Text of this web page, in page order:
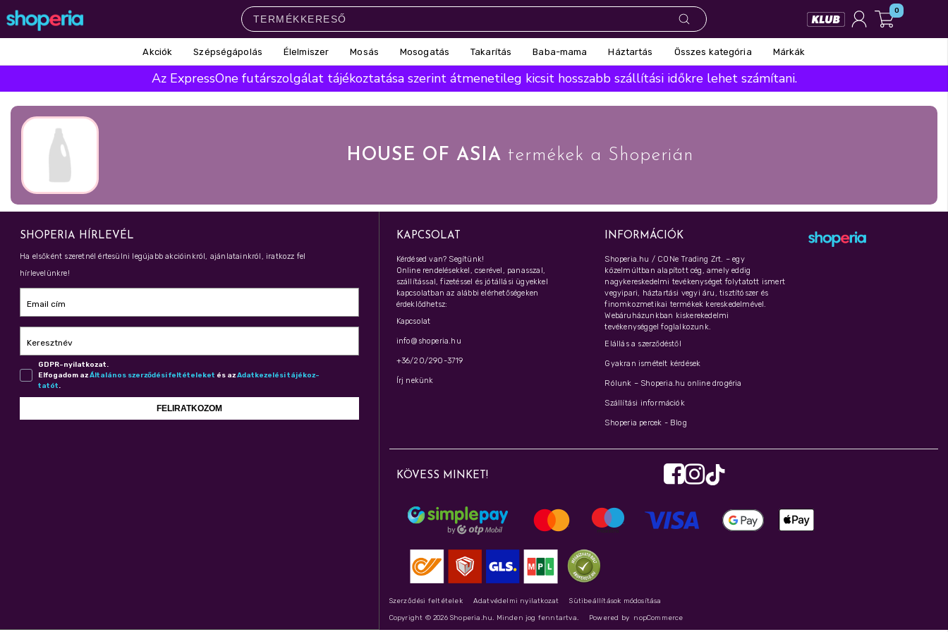
0
Élelmiszer
Mosás Mosogatás Takarítás
Baba-mama
Népszerű márkák
Pampers Lenor
Népszerű keresések
leukoplast ariel lenor finish
pampers
Akciók Szépségápolás Élelmiszer Mosás Mosogatás Takarítás Baba-mama Háztartás Összes kategória Márkák
Az ExpressOne futárszolgálat tájékoztatása szerint átmenetileg kicsit hosszabb szállítási időkre lehet számítani.
HOUSE OF ASIA termékek a Shoperián
SHOPERIA HÍRLEVÉL
Ha elsőként szeretnél értesülni legújabb akcióinkról, ajánlatainkról, iratkozz fel
hírlevelünkre!
Email cím
Keresztnév
GDPR-nyilatkozat.
Elfogadom azÁl­ta­lá­nos szer­ző­dé­si fel­té­te­le­ket és azAdat­ke­ze­lé­si tá­jé­koz­
ta­tót.
FELIRATKOZOM
KAPCSOLAT
Kérdésed van? Segítünk!
Online rendelésekkel, cserével, panasszal,
szállítással, fizetéssel és jótállási ügyekkel
kapcsolatban az alábbi elérhetőségeken
érdeklődhetsz:
Kapcsolat
info@shoperia.hu
+36/20/290-3719
Írj nekünk
INFORMÁCIÓK
Shoperia.hu / CONe Trading Zrt. – egy
közelmúltban alapított cég, amely eddig
nagykereskedelmi tevékenységet folytatott ismert
vegyipari, háztartási vegyi áru, tisztítószer és
finomkozmetikai termékek kereskedelmével.
Webáruházunkban kiskerekedelmi
tevékenységgel foglalkozunk.
Elállás a szerződéstől
Gyakran ismételt kérdések
Rólunk – Shoperia.hu online drogéria
Szállítási információk
Shoperia percek - Blog
KÖVESS MINKET!
Szerződési feltételek Adatvédelmi nyilatkozat
Sütibeállítások módosítása
Copyright © 2026 Shoperia.hu. Minden jog fenntartva.
Powered by nopCommerce